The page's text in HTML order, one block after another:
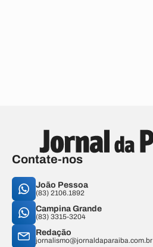
Contate-nos
João Pessoa
(83) 2106.1892
Campina Grande
(83) 3315-3204
Redação
jornalismo@jornaldaparaiba.com.br